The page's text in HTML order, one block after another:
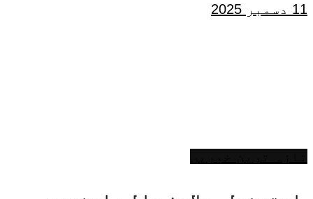
11 دسمبر 2025